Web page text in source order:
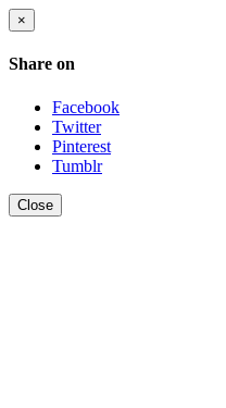
×
Share on
Facebook
Twitter
Pinterest
Tumblr
Close